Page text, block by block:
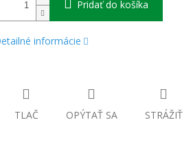
Pridať do košíka
informácie
TLAČ OPÝTAŤ SA STRÁŽIŤ